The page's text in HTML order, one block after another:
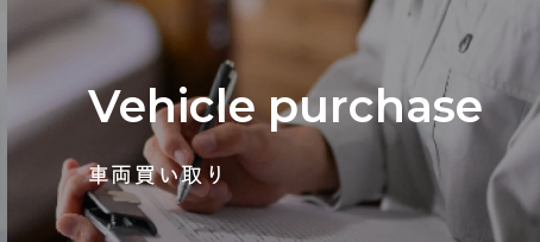
Vehicle purchase
車両買い取り